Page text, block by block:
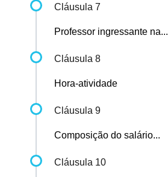
Cláusula 7
Professor ingressante na...
Cláusula 8
Hora-atividade
Cláusula 9
Composição do salário...
Cláusula 10